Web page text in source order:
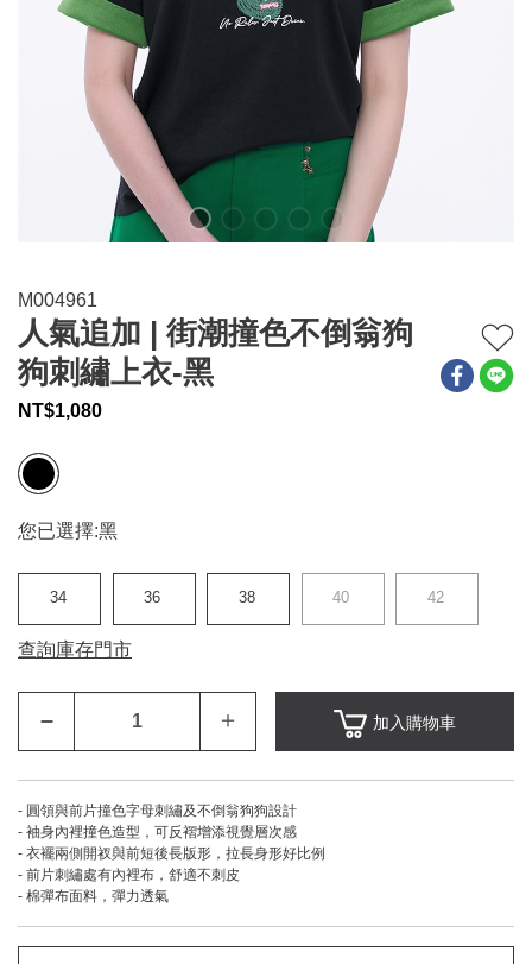
關於MOMA
網站須知與政策
M004961
人氣追加 | 街潮撞色不倒翁狗
狗刺繡上衣-黑
NT$1,080
您已選擇:黑
34 36 38 40 42
查詢庫存門市
– ＋ 加入購物車
- 圓領與前片撞色字母刺繡及不倒翁狗狗設計
- 袖身內裡撞色造型，可反褶增添視覺層次感
- 衣襬兩側開衩與前短後長版形，拉長身形好比例
- 前片刺繡處有內裡布，舒適不刺皮
- 棉彈布面料，彈力透氣